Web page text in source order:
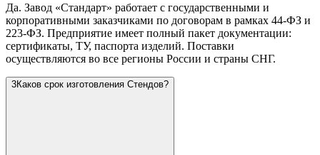
Да. Завод «Стандарт» работает с государственными и
корпоративными заказчиками по договорам в рамках 44-ФЗ и
223-ФЗ. Предприятие имеет полный пакет документации:
сертификаты, ТУ, паспорта изделий. Поставки
осуществляются во все регионы России и страны СНГ.
3Каков срок изготовления Стендов?